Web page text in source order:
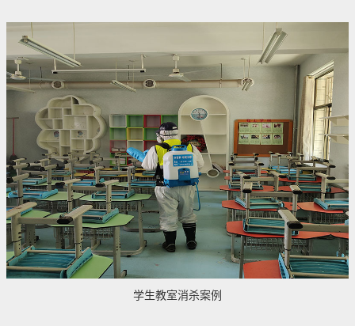
学生教室消杀案例